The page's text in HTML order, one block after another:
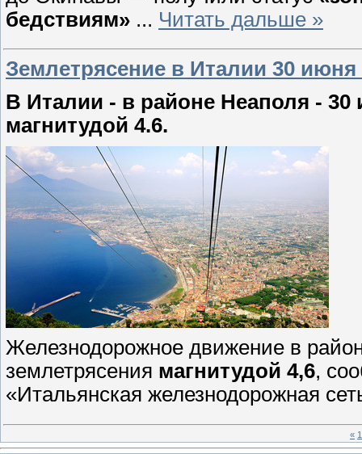
бедствиям» ... Читать дальше »
Землетрясение в Италии 30 июня
В Италии - в районе Неаполя -
магнитудой 4.6.
Железнодорожное движение в
землетрясения магнитудой 4,6,
«Итальянская железнодорожная
« 1